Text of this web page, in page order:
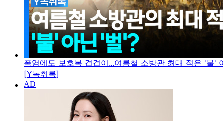
폭염에도 보호복 겹겹이...여름철 소방관 최대 적은 '불'
[Y녹취록]